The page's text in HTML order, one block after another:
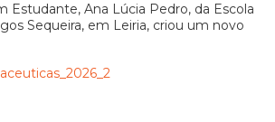
Estudante, Ana Lúcia Pedro, da Escola
Sequeira, em Leiria, criou um novo